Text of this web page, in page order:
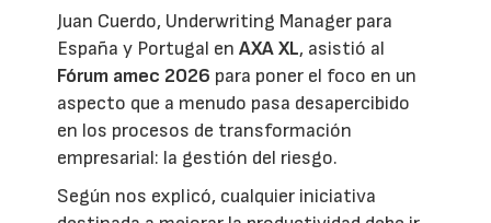
Juan Cuerdo, Underwriting Manager para
España y Portugal enAXA XL, asistió al
Fórum amec 2026 para poner el foco en un
aspecto que a menudo pasa desapercibido
en los procesos de transformación
empresarial: la gestión del riesgo.
Según nos explicó, cualquier iniciativa